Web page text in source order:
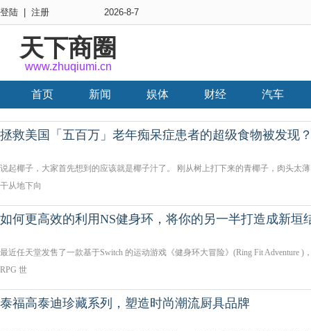
登陆 注册 2026-8-7
天下商圈
www.zhuqiumi.cn
首页 新闻 娱体 财经 汽车
拯救美国「五百万」老年痴呆症患者的超级食物被发现
说起椰子，大家首先想到的应该就是椰子汁了。 刚从树上打下来的青椰子，肉头太
干从地下向
如何更高效的利用NS健身环，将你的另一半打造成新垣
最近任天堂发售了一款基于Switch 的运动游戏《健身环大冒险》(Ring Fit Adventure
RPG 世
泰福高泰迪珍藏系列，塑造时尚潮流厨具品牌